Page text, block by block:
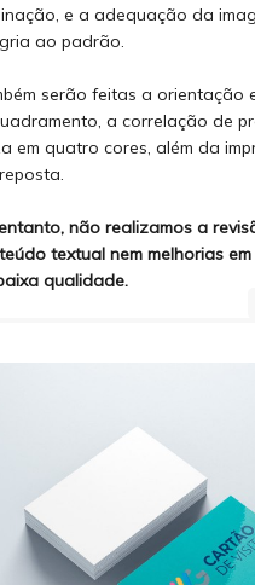
e a adequação da
ao padrão.
serão feitas a orientação
a correlação de
em quatro cores, além da
não realizamos a
textual nem melhorias
qualidade.